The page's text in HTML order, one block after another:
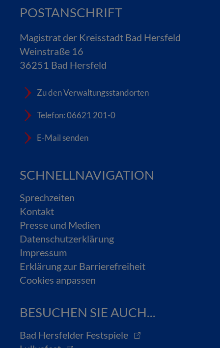
POSTANSCHRIFT
Magistrat der Kreisstadt Bad Hersfeld
Weinstraße 16
36251 Bad Hersfeld
Zu den Verwaltungsstandorten
Telefon: 06621 201-0
E-Mail senden
SCHNELLNAVIGATION
Sprechzeiten
Kontakt
Presse und Medien
Datenschutzerklärung
Impressum
Erklärung zur Barrierefreiheit
Cookies anpassen
BESUCHEN SIE AUCH...
Bad Hersfelder Festspiele